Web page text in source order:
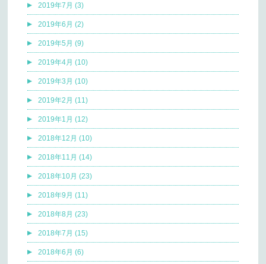
2019年7月 (3)
2019年6月 (2)
2019年5月 (9)
2019年4月 (10)
2019年3月 (10)
2019年2月 (11)
2019年1月 (12)
2018年12月 (10)
2018年11月 (14)
2018年10月 (23)
2018年9月 (11)
2018年8月 (23)
2018年7月 (15)
2018年6月 (6)